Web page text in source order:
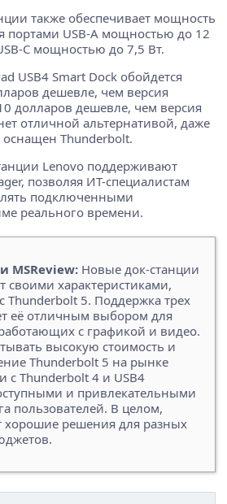
также обеспечивает мощность
портами USB-A мощностью до 12
C мощностью до 7,5 Вт.
USB4 Smart Dock обойдется
дешевле, чем версия
долларов дешевле, чем версия
отличной альтернативой, даже
Thunderbolt.
Lenovo поддерживают
позволяя ИТ-специалистам
подключенными
реального времени.
MSReview: Новые док-станции
своими характеристиками,
Thunderbolt 5. Поддержка трех
её отличным выбором для
с графикой и видео.
высокую стоимость и
Thunderbolt 5 на рынке
с Thunderbolt 4 и USB4
и привлекательными
пользователей. В целом,
хорошие решения для разных